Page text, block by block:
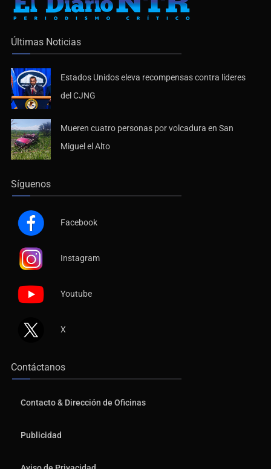
Últimas Noticias
Estados Unidos eleva recompensas contra líderes
del CJNG
Mueren cuatro personas por volcadura en San
Miguel el Alto
Síguenos
Facebook
Instagram
Youtube
X
Contáctanos
Contacto & Dirección de Oficinas
Publicidad